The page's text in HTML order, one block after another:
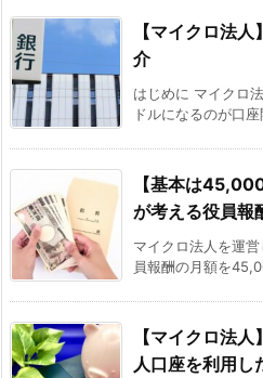
【マイクロ法
介
はじめに マイクロ
ドルになるのが口
【基本は
が考える役員報
マイクロ法人を運
員報酬の月額を
【マイクロ法
人口座を利用し